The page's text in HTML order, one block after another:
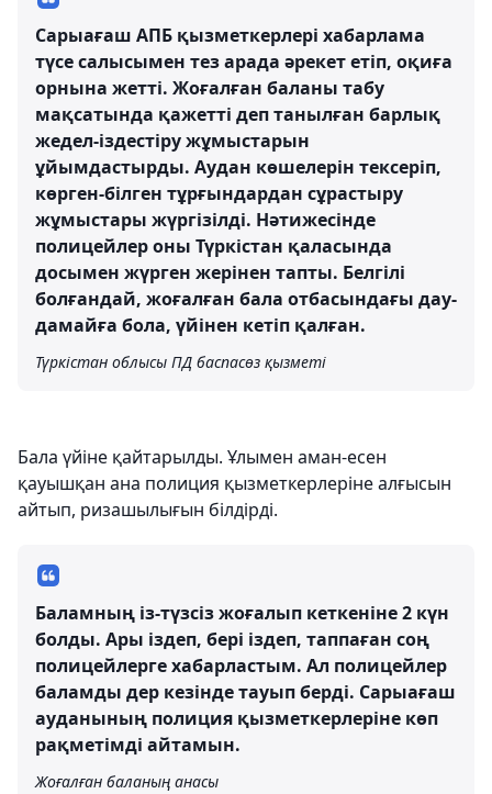
Сарыағаш АПБ қызметкерлері хабарлама
түсе салысымен тез арада әрекет етіп, оқиға
орнына жетті. Жоғалған баланы табу
мақсатында қажетті деп танылған барлық
жедел-іздестіру жұмыстарын
ұйымдастырды. Аудан көшелерін тексеріп,
көрген-білген тұрғындардан сұрастыру
жұмыстары жүргізілді. Нәтижесінде
полицейлер оны Түркістан қаласында
досымен жүрген жерінен тапты. Белгілі
болғандай, жоғалған бала отбасындағы дау-
дамайға бола, үйінен кетіп қалған.
Түркістан облысы ПД баспасөз қызметі
Бала үйіне қайтарылды. Ұлымен аман-есен
қауышқан ана полиция қызметкерлеріне алғысын
айтып, ризашылығын білдірді.
Баламның із-түзсіз жоғалып кеткеніне 2 күн
болды. Ары іздеп, бері іздеп, таппаған соң
полицейлерге хабарластым. Ал полицейлер
баламды дер кезінде тауып берді. Сарыағаш
ауданының полиция қызметкерлеріне көп
рақметімді айтамын.
Жоғалған баланың анасы